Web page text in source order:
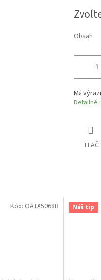
cena:
Obsah
Má
Detailné
TLAČ
Kód: OATA5068B Náš tip